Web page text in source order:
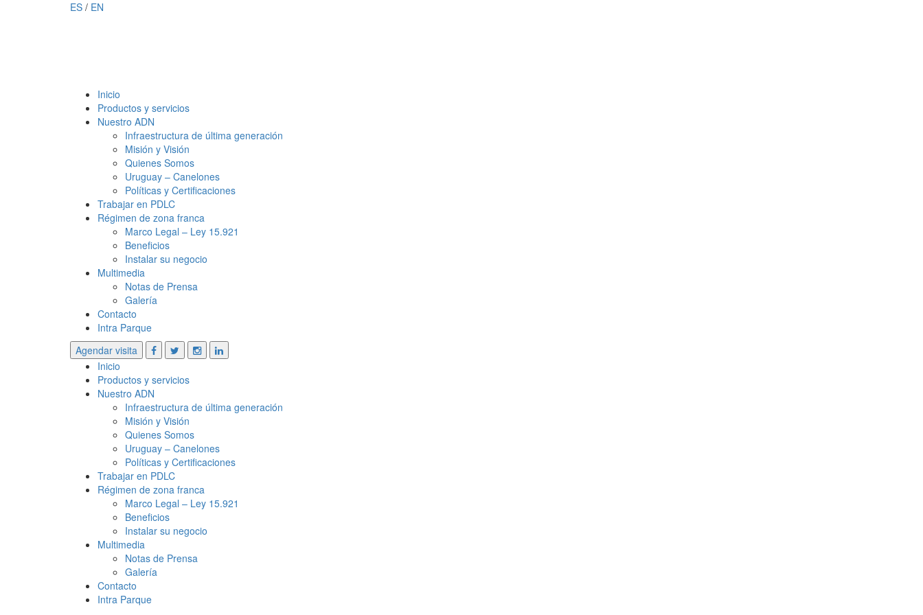
ES / EN
Inicio
Productos y servicios
Nuestro ADN
Infraestructura de última generación
Misión y Visión
Quienes Somos
Uruguay – Canelones
Políticas y Certificaciones
Trabajar en PDLC
Régimen de zona franca
Marco Legal – Ley 15.921
Beneficios
Instalar su negocio
Multimedia
Notas de Prensa
Galería
Contacto
Intra Parque
Agendar visita
Inicio
Productos y servicios
Nuestro ADN
Infraestructura de última generación
Misión y Visión
Quienes Somos
Uruguay – Canelones
Políticas y Certificaciones
Trabajar en PDLC
Régimen de zona franca
Marco Legal – Ley 15.921
Beneficios
Instalar su negocio
Multimedia
Notas de Prensa
Galería
Contacto
Intra Parque